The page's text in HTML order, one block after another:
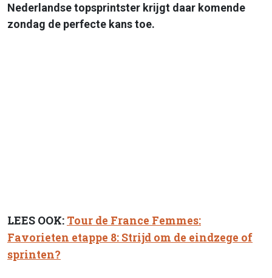
Nederlandse topsprintster krijgt daar komende
zondag de perfecte kans toe.
LEES OOK: Tour de France Femmes:
Favorieten etappe 8: Strijd om de eindzege of
sprinten?